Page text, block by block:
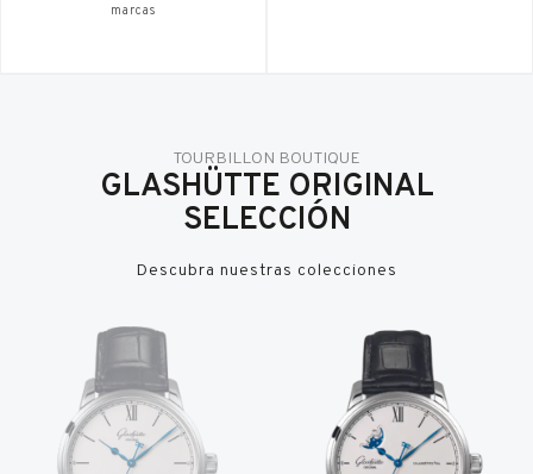
marcas
TOURBILLON BOUTIQUE
GLASHÜTTE ORIGINAL
SELECCIÓN
Descubra nuestras colecciones